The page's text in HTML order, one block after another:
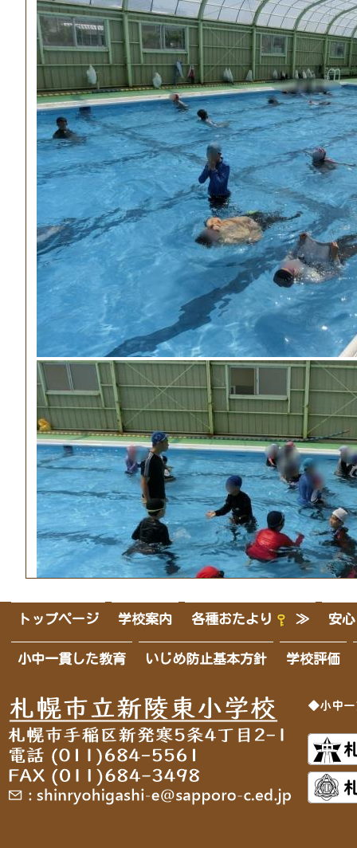
【学年を選択してください/１年 】
【学年を選択してください/４年 】
【各種おたより/学校便り 】
【各種おたより/給食便り 】
【学年を選択してください/すずらん 】
【学年を選択してください/６年 】
【学年を選択してください/５年 】
【学年を選択してください/すずらん 】
【学年を選択してください/６年 】
【学年を選択してください/２年 】
【学年を選択してください/１年 】
【学年を選択してください/４年 】
トップページ 学校案内 各種おたより ≫ 安
小中一貫した教育 いじめ防止基本方針 学校評価
◆小中一